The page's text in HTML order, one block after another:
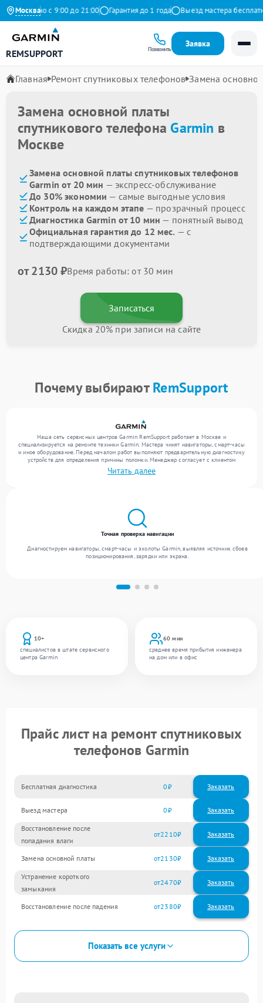
Москвас 9:00 до 21:00 Гарантия до 1 года Выезд мастера бесплатно
REMSUPPORT Позвонить
Заявка
Главная Ремонт спутниковых телефонов Замена
Замена основной платы
спутникового телефона Garmin в
Москве
Замена основной платы спутниковых телефонов
Garmin от 20 мин — экспресс-обслуживание
До 30% экономии — самые выгодные условия
Контроль на каждом этапе — прозрачный процесс
Диагностика Garmin от 10 мин — понятный вывод
Официальная гарантия до 12 мес. — с
подтверждающими документами
от 2130 ₽Время работы: от 30 мин
Записаться
Скидка 20% при записи на сайте
Почему выбираютRemSupport
Наша сеть сервисных центров Garmin RemSupport работает в Москве и
специализируется на ремонте техники Garmin. Мастера чинят навигаторы, смарт-часы
и иное оборудование. Перед началом работ выполняют предварительную диагностику
устройств для определения причины поломки. Менеджер согласует с клиентом
перечень необходимых работ и их стоимость. Только после этого инженеры
выполняют ремонт с заменой деталей по необходимости. После работ их качество
Читать далее
10+
специалистов в штате сервисного
центра Garmin
60 мин
среднее время прибытия инженера
на дом или в офис
Точная проверка навигации
Диагностируем навигаторы, смарт-часы и эхолоты Garmin, выявляя источник сбоев
позиционирования, зарядки или экрана.
Прайс лист на ремонт спутниковых
телефонов Garmin
Бесплатная диагностика 0 Заказать
Выезд мастера 0 Заказать
Восстановление после
попадания влаги
2210
Замена основной платы 2130
Устранение короткого
замыкания
2470
Восстановление после падения 2380
Показать все услуги